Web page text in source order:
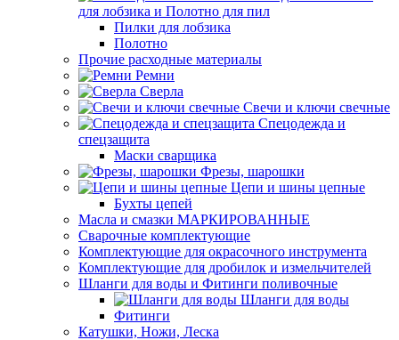
для лобзика и Полотно для пил
Пилки для лобзика
Полотно
Прочие расходные материалы
Ремни
Сверла
Свечи и ключи свечные
Спецодежда и
спецзащита
Маски сварщика
Фрезы, шарошки
Цепи и шины цепные
Бухты цепей
Масла и смазки МАРКИРОВАННЫЕ
Сварочные комплектующие
Комплектующие для окрасочного инструмента
Комплектующие для дробилок и измельчителей
Шланги для воды и Фитинги поливочные
Шланги для воды
Фитинги
Катушки, Ножи, Леска